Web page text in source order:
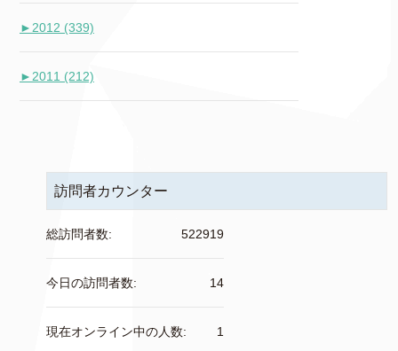
► 2012 (339)
► 2011 (212)
訪問者カウンター
522919
総訪問者数:
14
今日の訪問者数:
1
現在オンライン中の人数: